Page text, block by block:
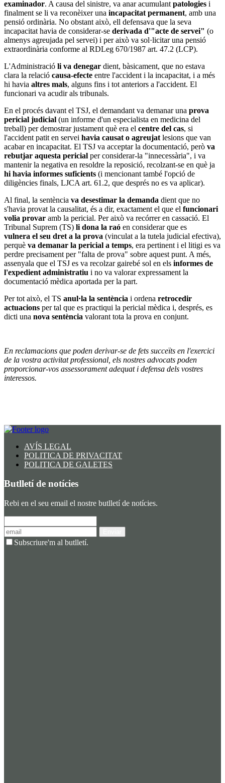
examinador. A causa del sinistre, va anar acumulant patologies i
finalment se li va reconèixer una incapacitat permanent, amb una
pensió ordinària. No obstant això, ell defensava que la seva
incapacitat havia de considerar-se derivada d'"acte de servei" (o
almenys agreujada pel servei) i per això va sol·licitar una pensió
extraordinària conforme al RDLeg 670/1987 art. 47.2 (LCP).
L'Administració li va denegar dient, bàsicament, que no estava
clara la relació causa-efecte entre l'accident i la incapacitat, i a més
hi havia altres mals, alguns fins i tot anteriors a l'accident. El
funcionari va acudir als tribunals.
En el procés davant el TSJ, el demandant va demanar una prova
pericial judicial (un informe d'un especialista en medicina del
treball) per demostrar justament què era el centre del cas, si
l'accident patit en servei havia causat o agreujat lesions que van
acabar en incapacitat. El TSJ va acceptar la documentació, però va
rebutjar aquesta pericial per considerar-la "innecessària", i va
mantenir la negativa en resoldre la reposició, recolzant-se en què ja
hi havia informes suficients (i mencionant també l'opció de
diligències finals, LJCA art. 61.2, que després no es va aplicar).
Al final, la sentència va desestimar la demanda dient que no
s'havia provat la causalitat, és a dir, exactament el que el funcionari
volia provar amb la pericial. Per això va recórrer en cassació. El
Tribunal Suprem (TS) li dona la raó en considerar que es
vulnera el seu dret a la prova (vinculat a la tutela judicial efectiva),
perquè va demanar la pericial a temps, era pertinent i el litigi es va
perdre precisament per "falta de prova" sobre aquest punt. A més,
assenyala que el TSJ es va recolzar gairebé sol en els informes de
l'expedient administratiu i no va valorar expressament la
documentació mèdica aportada per la part.
Per tot això, el TS anul·la la sentència i ordena retrocedir
actuacions per tal que es practiqui la pericial mèdica i, després, es
dicti una nova sentència valorant tota la prova en conjunt.
En reclamacions que poden derivar-se de fets succeïts en l'exercici
de la vostra activitat professional, els nostres advocats poden
proporcionar-vos assessorament adequat i defensa dels vostres
interessos.
AVÍS LEGAL
POLITICA DE PRIVACITAT
POLITICA DE GALETES
Butlletí de notícies
Rebi en el seu email el nostre butlletí de notícies.
Subscriure'm al butlletí.